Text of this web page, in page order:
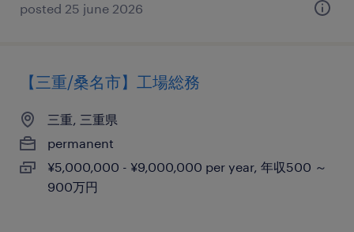
posted 25 june 2026
【三重/桑名市】工場総務
三重, 三重県
permanent
¥5,000,000 - ¥9,000,000 per year, 年収500 ～
900万円